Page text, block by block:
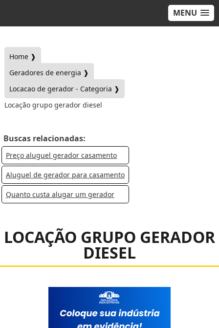
MENU
Home ❱
Geradores de energia ❱
Locacao de gerador - Categoria ❱
Locação grupo gerador diesel
Buscas relacionadas:
Preço aluguel gerador casamento
Aluguel de gerador para casamento
Quanto custa alugar um gerador
LOCAÇÃO GRUPO GERADOR
DIESEL